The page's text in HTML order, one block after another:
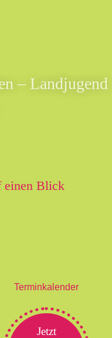
– Landjugend
einen Blick
Terminkalender
Jetzt